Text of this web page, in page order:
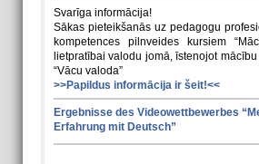
Svarīga informācija!
Sākas pieteikšanās uz pedagogu
kompetences pilnveides kursiem
lietpratībai valodu jomā, īstenojot mācību
“Vācu valoda”
>>Papildus informācija ir šeit!<<
Ergebnisse des Videowettbewerbes
Erfahrung mit Deutsch”